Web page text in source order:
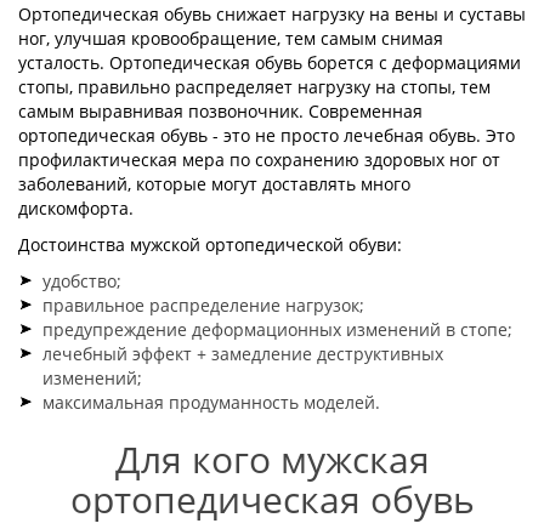
Ортопедическая обувь снижает нагрузку на вены и суставы
ног, улучшая кровообращение, тем самым снимая
усталость. Ортопедическая обувь борется с деформациями
стопы, правильно распределяет нагрузку на стопы, тем
самым выравнивая позвоночник. Современная
ортопедическая обувь - это не просто лечебная обувь. Это
профилактическая мера по сохранению здоровых ног от
заболеваний, которые могут доставлять много
дискомфорта.
Достоинства мужской ортопедической обуви:
удобство;
правильное распределение нагрузок;
предупреждение деформационных изменений в стопе;
лечебный эффект + замедление деструктивных
изменений;
максимальная продуманность моделей.
Для кого мужская
ортопедическая обувь